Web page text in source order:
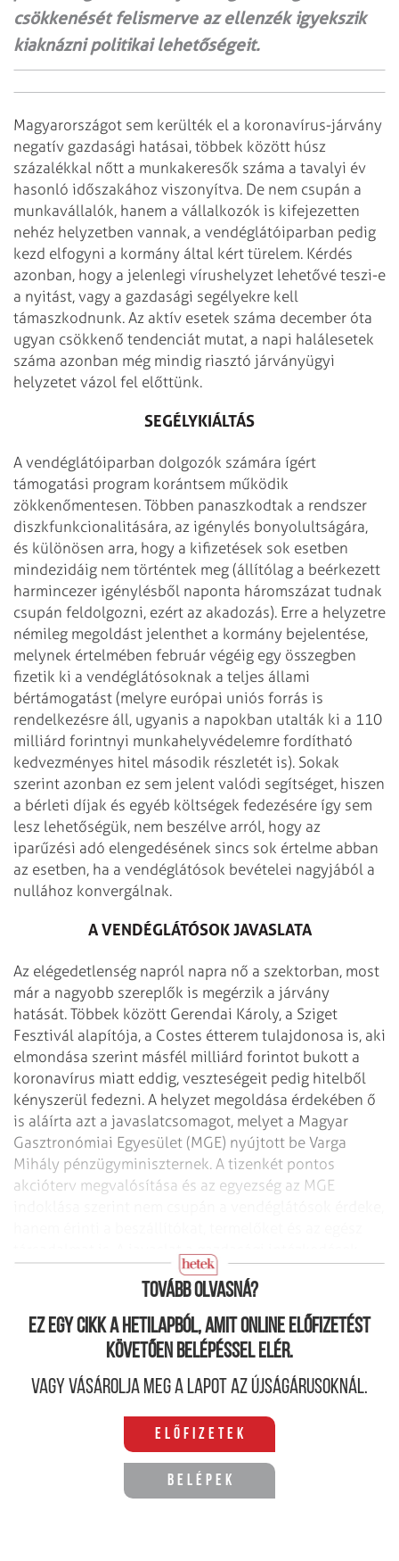
csökkenését felismerve az ellenzék igyekszik
kiaknázni politikai lehetőségeit.
Magyarországot sem kerülték el a koronavírus-járvány
negatív gazdasági hatásai, többek között húsz
százalékkal nőtt a munkakeresők száma a tavalyi év
hasonló időszakához viszonyítva. De nem csupán a
munkavállalók, hanem a vállalkozók is kifejezetten
nehéz helyzetben vannak, a vendéglátóiparban pedig
kezd elfogyni a kormány által kért türelem. Kérdés
azonban, hogy a jelenlegi vírushelyzet lehetővé teszi-e
a nyitást, vagy a gazdasági segélyekre kell
támaszkodnunk. Az aktív esetek száma december óta
ugyan csökkenő tendenciát mutat, a napi halálesetek
száma azonban még mindig riasztó járványügyi
helyzetet vázol fel előttünk.
SEGÉLYKIÁLTÁS
A vendéglátóiparban dolgozók számára ígért
támogatási program korántsem működik
zökkenőmentesen. Többen panaszkodtak a rendszer
diszkfunkcionalitására, az igénylés bonyolultságára,
és különösen arra, hogy a kifizetések sok esetben
mindezidáig nem történtek meg (állítólag a beérkezett
harmincezer igénylésből naponta háromszázat tudnak
csupán feldolgozni, ezért az akadozás). Erre a helyzetre
némileg megoldást jelenthet a kormány bejelentése,
melynek értelmében február végéig egy összegben
fizetik ki a vendéglátósoknak a teljes állami
bértámogatást (melyre európai uniós forrás is
rendelkezésre áll, ugyanis a napokban utal­ták ki a 110
milliárd forintnyi munkahelyvédelemre fordítható
kedvezményes hitel második részletét is). Sokak
szerint azonban ez sem jelent valódi segítséget, hiszen
a bérleti díjak és egyéb költségek fedezésére így sem
lesz lehetőségük, nem beszélve arról, hogy az
iparűzési adó elengedésének sincs sok értelme abban
az esetben, ha a vendéglátósok bevételei nagyjából a
nullához konvergálnak.
A VENDÉGLÁTÓSOK JAVASLATA
Az elégedetlenség napról napra nő a szektorban, most
már a nagyobb szereplők is megérzik a járvány
hatását. Többek között Gerendai Károly, a Sziget
Fesztivál alapítója, a Costes étterem tulajdonosa is, aki
elmondása szerint másfél milliárd forintot bukott a
koronavírus miatt eddig, veszteségeit pedig hitelből
kényszerül fedezni. A helyzet megoldása érdekében ő
is aláírta azt a javaslatcsomagot, melyet a Magyar
Gasztronómiai Egyesület (MGE) nyújtott be Varga
Mihály pénzügyminiszternek. A tizenkét pontos
akcióterv megvalósítása és az egyezség az MGE
mellett a fokozatos nyitás pártján áll.
Tovább olvasná?
Ez egy cikk a hetilapból, amit online előfizetést
követően belépéssel elér.
Vagy vásárolja meg a lapot az újságárusoknál.
Előfizetek
Belépek